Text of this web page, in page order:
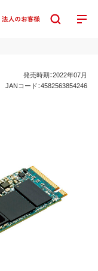
発売時期：2022年07月
JANコード：4582563854246